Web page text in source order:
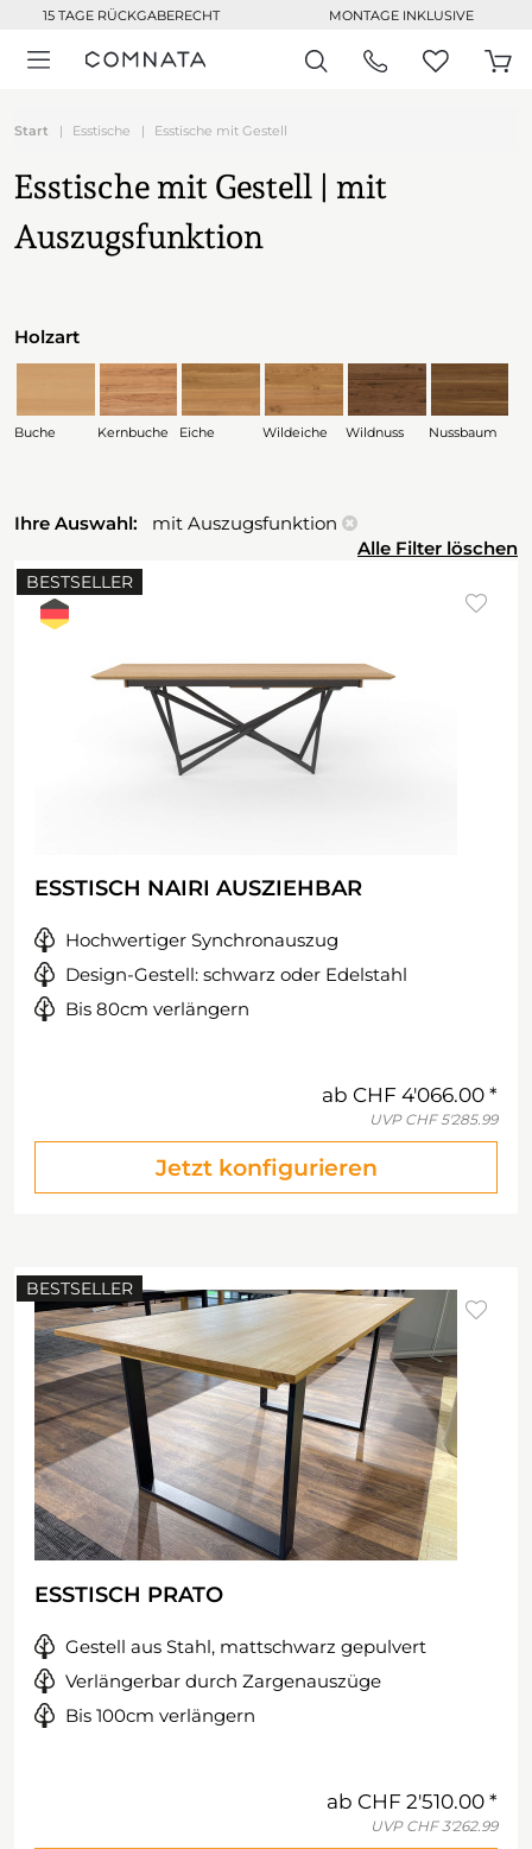
15 TAGE RÜCKGABERECHT MONTAGE INKLUSIVE
Start Esstische Esstische mit Gestell
Esstische mit Gestell | mit
Auszugsfunktion
Holzart
Buche Kernbuche Eiche Wildeiche Wildnuss Nussbaum
Ihre Auswahl:
mit Auszugsfunktion
Alle Filter löschen
BESTSELLER
ESSTISCH NAIRI AUSZIEHBAR
Hochwertiger Synchronauszug
Design-Gestell: schwarz oder Edelstahl
Bis 80cm verlängern
ab CHF 4'066.00
UVP CHF 5'285.99
Jetzt konfigurieren
BESTSELLER
ESSTISCH PRATO
Gestell aus Stahl, mattschwarz gepulvert
Verlängerbar durch Zargenauszüge
Bis 100cm verlängern
ab CHF 2'510.00
UVP CHF 3'262.99